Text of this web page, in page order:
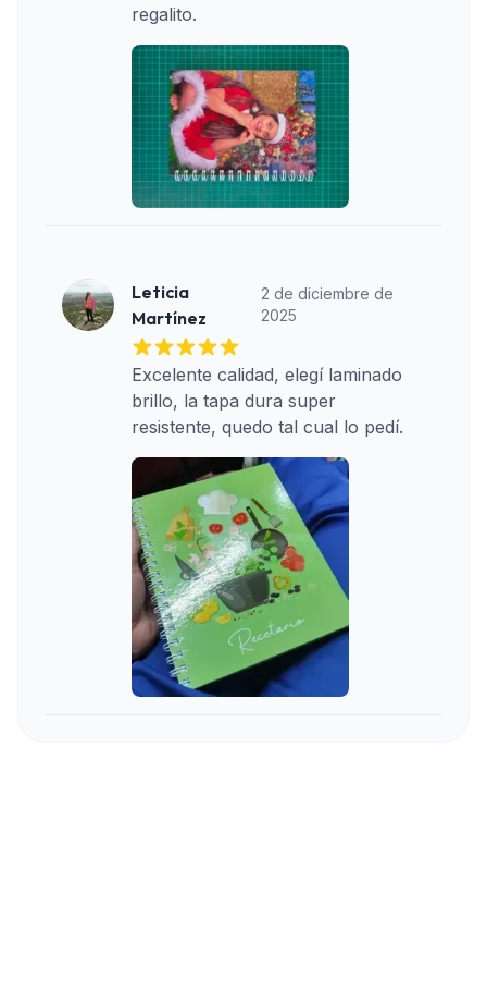
regalito.
Leticia
Martínez
2 de diciembre de
2025
Excelente calidad, elegí laminado
brillo, la tapa dura super
resistente, quedo tal cual lo pedí.